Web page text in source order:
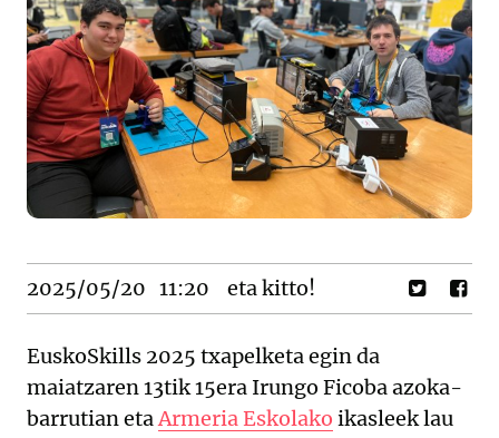
2025/05/20 11:20 eta kitto!
EuskoSkills 2025 txapelketa egin da
maiatzaren 13tik 15era Irungo Ficoba azoka-
barrutian etaArmeria Eskolako ikasleek lau